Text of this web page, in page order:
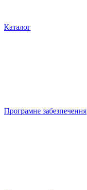
Каталог
Програмне забезпечення